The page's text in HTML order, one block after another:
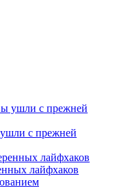
с прежней
лайфхаков